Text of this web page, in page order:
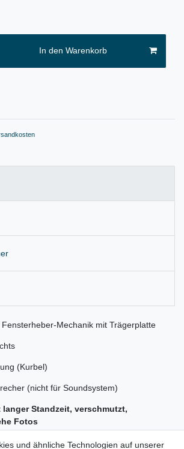
In den Warenkorb
Mechanik mit Trägerplatte
(Kurbel)
(nicht für Soundsystem)
Standzeit, verschmutzt,
Fotos
und ähnliche Technologien auf unserer